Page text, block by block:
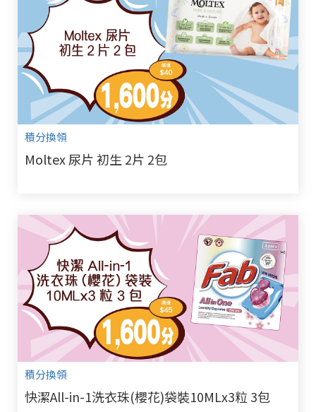
積分換領
Moltex 尿片 初生 2片 2包
積分換領
快潔All-in-1洗衣珠(櫻花)袋裝10MLx3粒 3包